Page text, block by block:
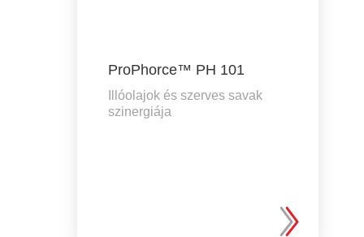
ProPhorce™ PH 101
Illóolajok és szerves savak
szinergiája